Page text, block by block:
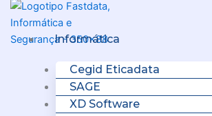
Informática
Cegid Eticadata
SAGE
XD Software
Menu